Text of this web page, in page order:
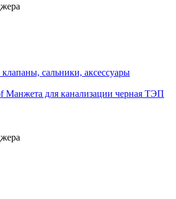
Манжета для канализации черная ТЭП